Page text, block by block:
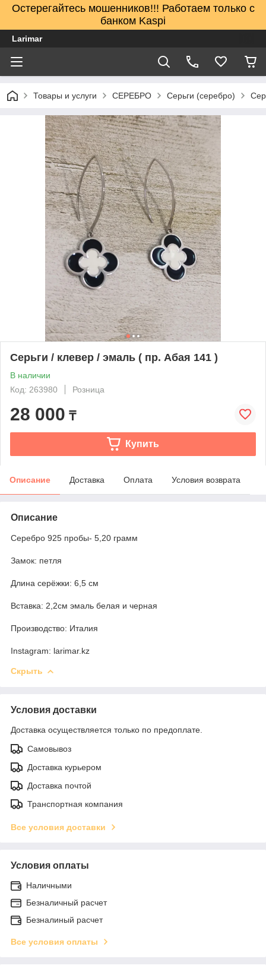
Остерегайтесь мошенников!!! Работаем только с
банком Kaspi
Larimar
Товары и услуги СЕРЕБРО Серьги (серебро)
Серьги / клевер / эмаль ( пр. Абая 141 )
В наличии
Код: 263980
Розница
28 000 ₸
Купить
Описание Доставка Оплата Условия возврата
Описание
Серебро 925 пробы- 5,20 грамм
Замок: петля
Длина серёжки: 6,5 см
Вставка: 2,2см эмаль белая и черная
Производство: Италия
Instagram: larimar.kz
Скрыть
Условия доставки
Доставка осуществляется только по предоплате.
Самовывоз
Доставка курьером
Доставка почтой
Транспортная компания
Все условия доставки
Условия оплаты
Наличными
Безналичный расчет
Безналиный расчет
Все условия оплаты